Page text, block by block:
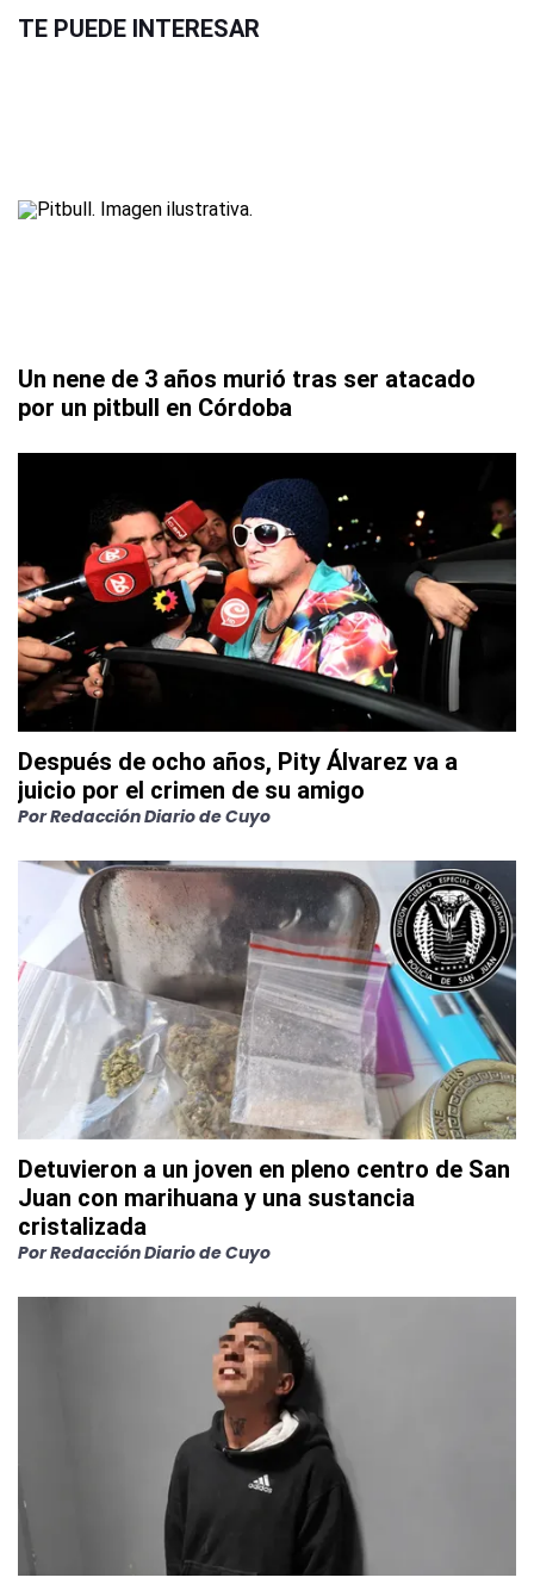
TE PUEDE INTERESAR
Un nene de 3 años murió tras ser atacado
por un pitbull en Córdoba
Después de ocho años, Pity Álvarez va a
juicio por el crimen de su amigo
PorRedacción Diario de Cuyo
Detuvieron a un joven en pleno centro de San
Juan con marihuana y una sustancia
cristalizada
PorRedacción Diario de Cuyo